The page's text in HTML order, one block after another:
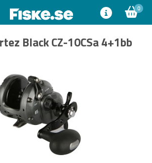
0
Black CZ-10CSa 4+1bb